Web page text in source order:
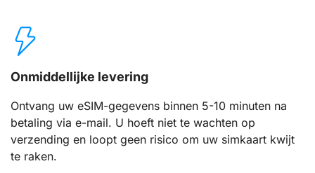
Onmiddellijke levering
Ontvang uw eSIM-gegevens binnen 5-10 minuten na
betaling via e-mail. U hoeft niet te wachten op
verzending en loopt geen risico om uw simkaart kwijt
te raken.